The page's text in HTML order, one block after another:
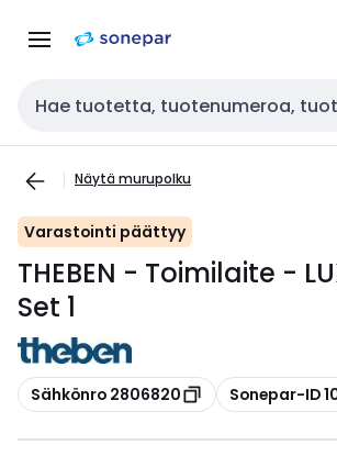
navigointiinsisältöön
Haku
Näytä murupolku
Varastointi päättyy
THEBEN - Toimilaite -
Set 1
Kopioi
Sähkönro 2806820 Kopioi
Sonepar-ID